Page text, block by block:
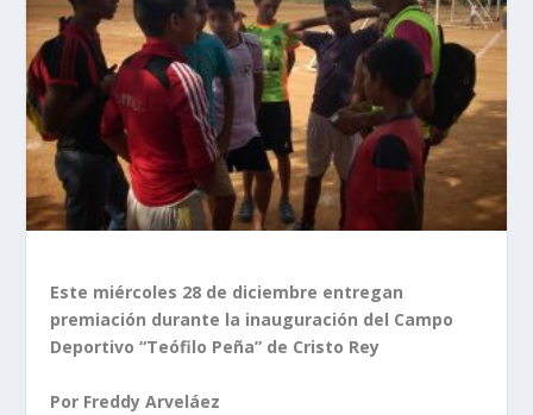
Este miércoles 28 de diciembre entregan
premiación durante la inauguración del Campo
Deportivo “Teófilo Peña” de Cristo Rey
Por Freddy Arveláez